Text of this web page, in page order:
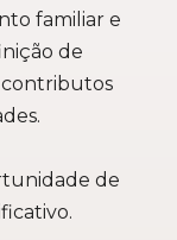
familiar e
de
contributos
de